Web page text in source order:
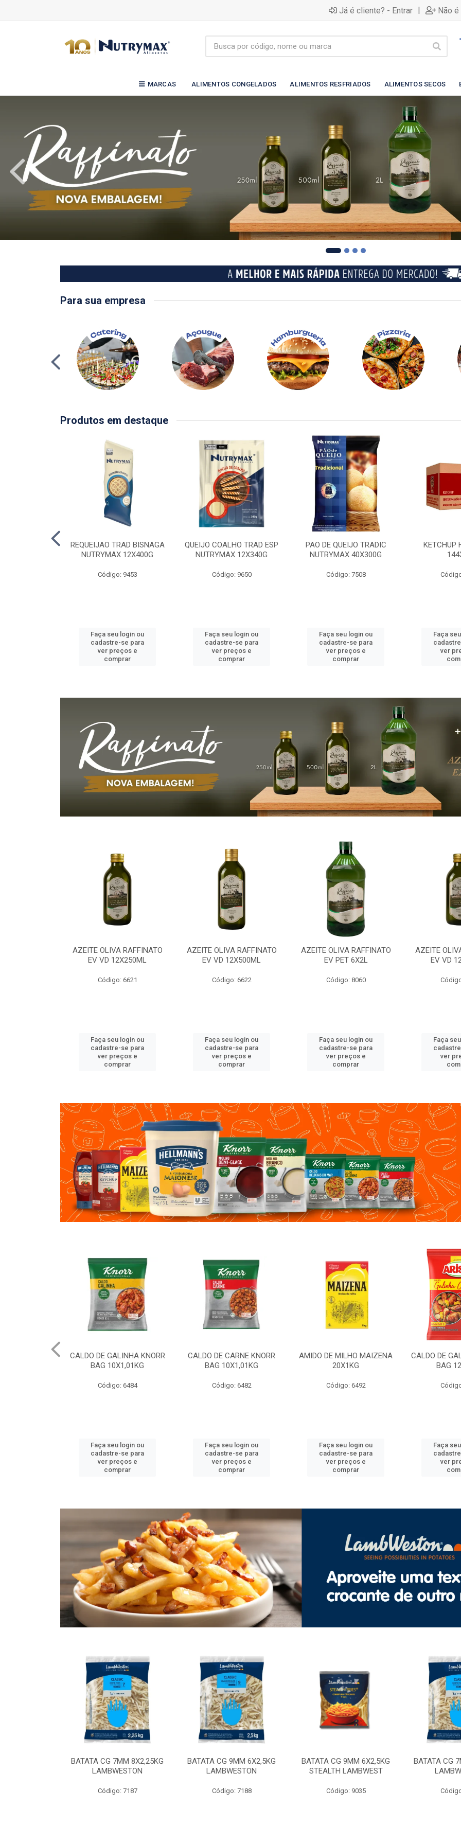
Já é cliente? - Entrar | Não
MARCAS ALIMENTOS CONGELADOS ALIMENTOS RESFRIADOS ALIMENTOS SECOS
Para sua empresa
Produtos em destaque
REQUEIJAO TRAD BISNAGA
NUTRYMAX 12X400G
Código: 9453
Faça seu login ou
cadastre-se para
ver preços e
comprar
QUEIJO COALHO TRAD ESP
NUTRYMAX 12X340G
Código: 9650
Faça seu login ou
cadastre-se para
ver preços e
comprar
PAO DE QUEIJO TRADIC
NUTRYMAX 40X300G
Código: 7508
Faça seu login ou
cadastre-se para
ver preços e
comprar
KETCHUP
Faça
ver
AZEITE OLIVA RAFFINATO
EV VD 12X250ML
Código: 6621
Faça seu login ou
cadastre-se para
ver preços e
comprar
AZEITE OLIVA RAFFINATO
EV VD 12X500ML
Código: 6622
Faça seu login ou
cadastre-se para
ver preços e
comprar
AZEITE OLIVA RAFFINATO
EV PET 6X2L
Código: 8060
Faça seu login ou
cadastre-se para
ver preços e
comprar
AZEITE
EV VD
Faça
ver
CALDO DE CARNE KNORR
BAG 10X1,01KG
Código: 6482
Faça seu login ou
cadastre-se para
ver preços e
comprar
AMIDO DE MILHO MAIZENA
20X1KG
Código: 6492
Faça seu login ou
cadastre-se para
ver preços e
comprar
CALDO DE GALINHA ARISCO
BAG 12X850G
Código: 6471
Faça seu login ou
cadastre-se para
ver preços e
comprar
MOLHO
Faça
ver
BATATA CG 7MM 8X2,25KG
LAMBWESTON
Código: 7187
BATATA CG 9MM 6X2,5KG
LAMBWESTON
Código: 7188
BATATA CG 9MM 6X2,5KG
STEALTH LAMBWEST
Código: 9035
BATATA CG